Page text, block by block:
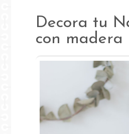
Decora tu
con madera